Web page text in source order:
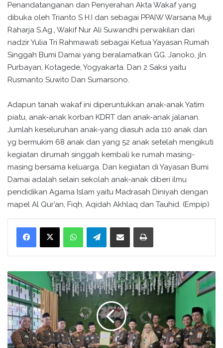
Penandatanganan dan Penyerahan Akta Wakaf yang
dibuka oleh Trianto S H.I dan sebagai PPAIW Warsana Muji
Raharja S.Ag., Wakif Nur Ali Suwandhi perwakilan dari
nadzir Yulia Tri Rahmawati sebagai Ketua Yayasan Rumah
Singgah Bumi Damai yang beralamatkan GG. Janoko, jln.
Purbayan, Kotagede, Yogyakarta. Dan 2 Saksi yaitu
Rusmanto Suwito Dan Sumarsono.
Adapun tanah wakaf ini diperuntukkan anak-anak Yatim
piatu, anak-anak korban KDRT dan anak-anak jalanan.
Jumlah keseluruhan anak-yang diasuh ada 110 anak dan
yg bermukim 68 anak dan yang 52 anak setelah mengikuti
kegiatan dirumah singgah kembali ke rumah masing-
masing bersama keluarga. Dan kegiatan di Yayasan Bumi
Damai adalah selain sekolah anak-anak diberi ilmu
pendidikan Agama Islam yaitu Madrasah Diniyah dengan
mapel Al Qur’an, Fiqh, Aqidah Akhlaq dan Tauhid. (Empip)
WhatsApp Telegram
K
U
A
N
g
a
m